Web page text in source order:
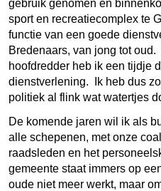
gebruik genomen en
sport en recreatiecomplex te
functie van een goede
Bredenaars, van jong tot
hoofdredder heb ik een tijdje
dienstverlening. Ik heb dus
politiek al flink wat watertjes
De komende jaren wil ik als
alle schepenen, met onze
raadsleden en het
gemeente staat immers op
oude niet meer werkt, maar